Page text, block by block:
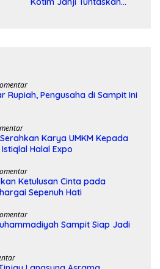
Rupiah, Pengusaha di Sampit Ini
Karya UMKM Kepada
Halal Expo
Ketulusan Cinta pada
Sepenuh Hati
Sampit Siap Jadi